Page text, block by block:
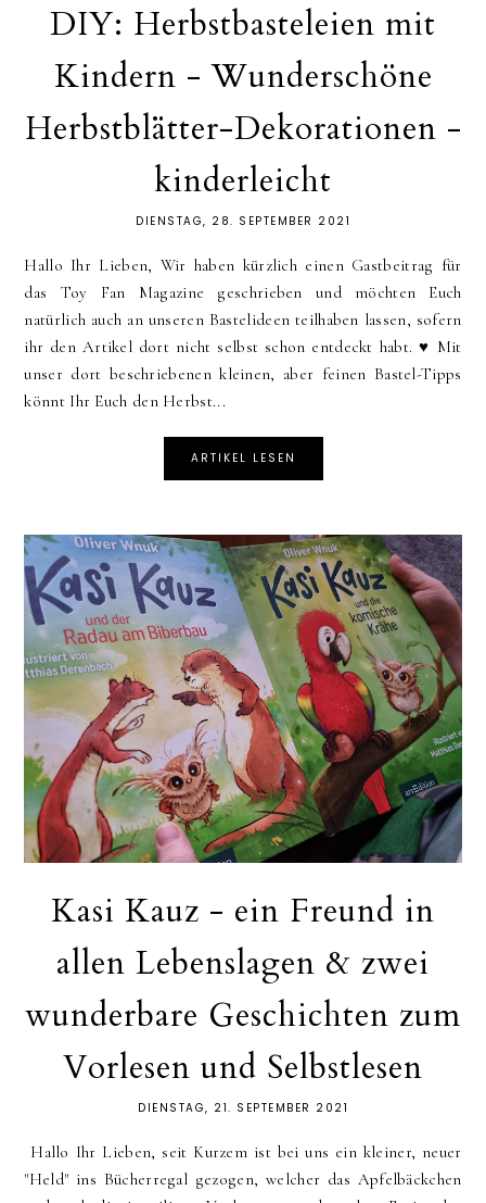
DIY: Herbstbasteleien mit
Kindern - Wunderschöne
Herbstblätter-Dekorationen -
kinderleicht
DIENSTAG, 28. SEPTEMBER 2021
Hallo Ihr Lieben, Wir haben kürzlich einen Gastbeitrag für
das Toy Fan Magazine geschrieben und möchten Euch
natürlich auch an unseren Bastelideen teilhaben lassen, sofern
ihr den Artikel dort nicht selbst schon entdeckt habt. ♥ Mit
unser dort beschriebenen kleinen, aber feinen Bastel-Tipps
könnt Ihr Euch den Herbst...
ARTIKEL LESEN
Kasi Kauz - ein Freund in
allen Lebenslagen & zwei
wunderbare Geschichten zum
Vorlesen und Selbstlesen
DIENSTAG, 21. SEPTEMBER 2021
Hallo Ihr Lieben, seit Kurzem ist bei uns ein kleiner, neuer
"Held" ins Bücherregal gezogen, welcher das Apfelbäckchen